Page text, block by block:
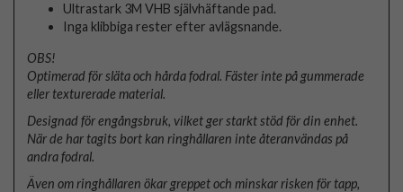
Ultrastark 3M VHB självhäftande pad.
Inga klibbiga rester efter avlägsnande.
OBS!
Optimerad för släta och hårda fodral. Fäster inte på gummerade
eller texturerade material.
Designad för engångsbruk, vilket ger starkt stöd för din enhet.
När de har tagits bort kan ringhållaren inte återanvändas på
andra fodral.
Även om ringhållaren ökar greppet och minskar risken för tapp,